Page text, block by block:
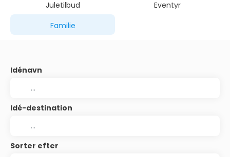
Juletilbud
Eventyr
Familie
Idénavn
Idé-destination
Sorter efter